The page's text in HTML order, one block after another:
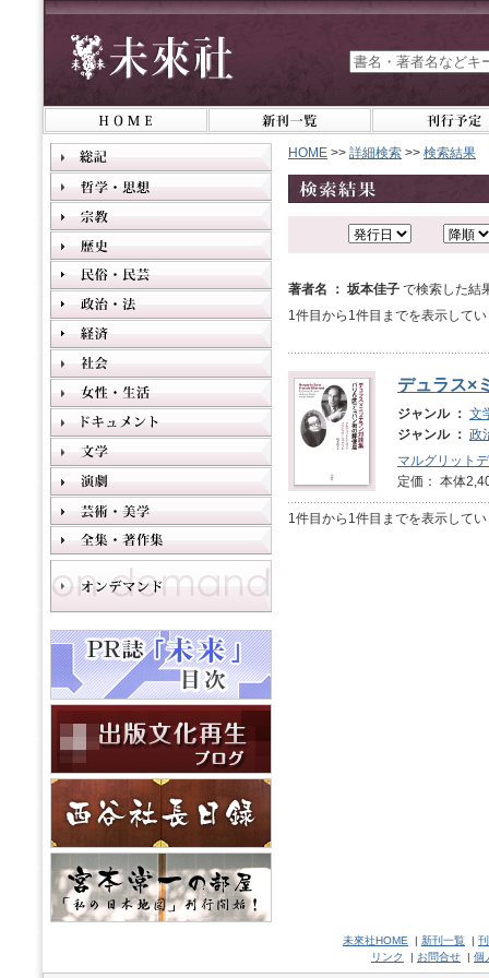
HOME >> 詳細検索 >> 検索結果
著者名 ： 坂本佳子 で検索した結
1件目から1件目までを表示して
デュラス×
ジャンル ： 文
ジャンル ： 政
マルグリット
定価： 本体
1件目から1件目までを表示して
未來社HOME | 新刊一覧 |
リンク
| お問合せ | 個